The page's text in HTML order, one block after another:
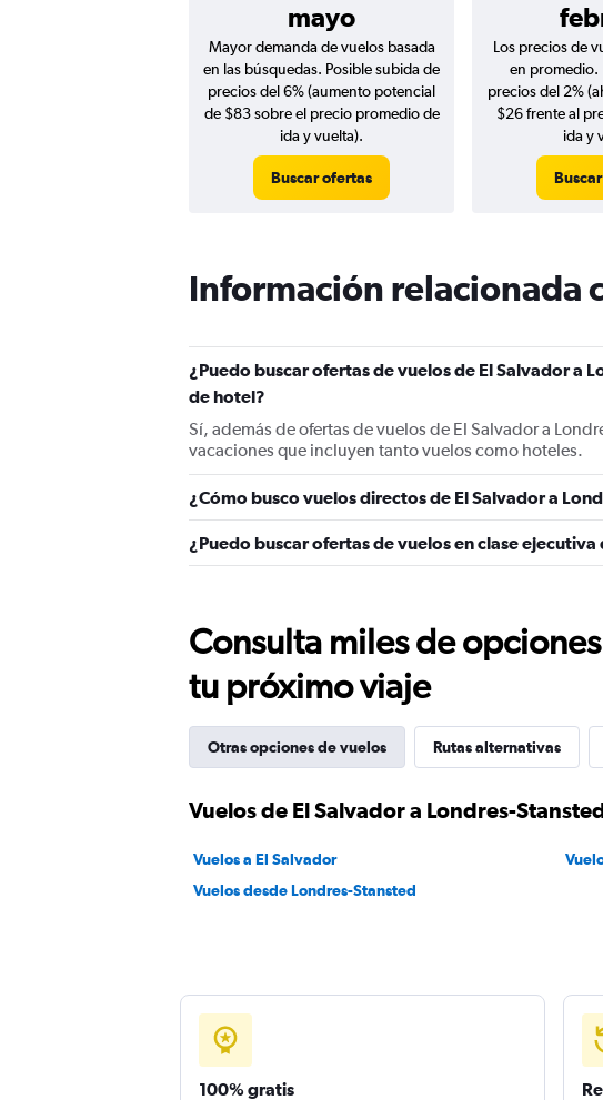
mayo
Mayor demanda de vuelos basada
en las búsquedas. Posible subida de
precios del 6% (aumento potencial
de $83 sobre el precio promedio de
ida y vuelta).
Buscar ofertas
Los precios de
en promedio.
precios del 2%
$26 frente al
ida y
Información relacionada
¿Puedo buscar ofertas de vuelos de El Salvador a
de hotel?
Sí, además de ofertas de vuelos de El Salvador a
vacaciones que incluyen tanto vuelos como hoteles.
¿Cómo busco vuelos directos de El Salvador a
¿Puedo buscar ofertas de vuelos en clase
Consulta miles de
tu próximo viaje
Otras opciones de vuelos Rutas alternativas
Vuelos de El Salvador a Londres-
Vuelos a El Salvador
Vuelos desde Londres-Stansted
100% gratis